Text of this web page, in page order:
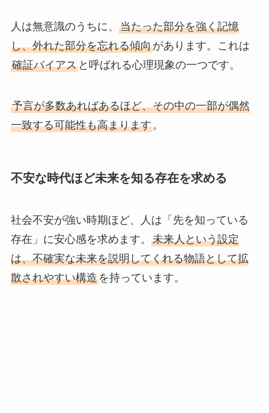
人は無意識のうちに、 当たった部分を強く記憶
し、外れた部分を忘れる傾向があります。これは
確証バイアスと呼ばれる心理現象の一つです。
予言が多数あればあるほど、その中の一部が偶然
一致する可能性も高まります。
不安な時代ほど未来を知る存在を求める
社会不安が強い時期ほど、人は「先を知っている
存在」に安心感を求めます。 未来人という設定
は、不確実な未来を説明してくれる物語として拡
散されやすい構造を持っています。